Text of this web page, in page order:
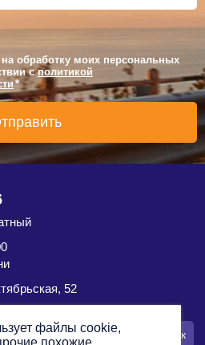
обработку моих персональных
сполитикой
*
52
заявку Заказать звонок
файлы cookie,
похожие